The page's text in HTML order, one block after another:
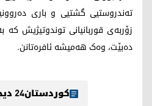
تەندروستیی گشتیی و باری
زۆربەی قوربانیانی توندوتیژیش
دەبێت، وەک هەمیشە ئافره‌تانن.
کوردستان24 دیجیتاڵ میدیا